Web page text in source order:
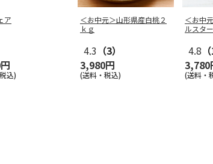
ア
込)
＜お中元＞山形県産白桃２
ｋｇ
4.3 （3）
3,980円
(送料・税込)
＜お中
ルスタ
4.8
3,780
(送料・